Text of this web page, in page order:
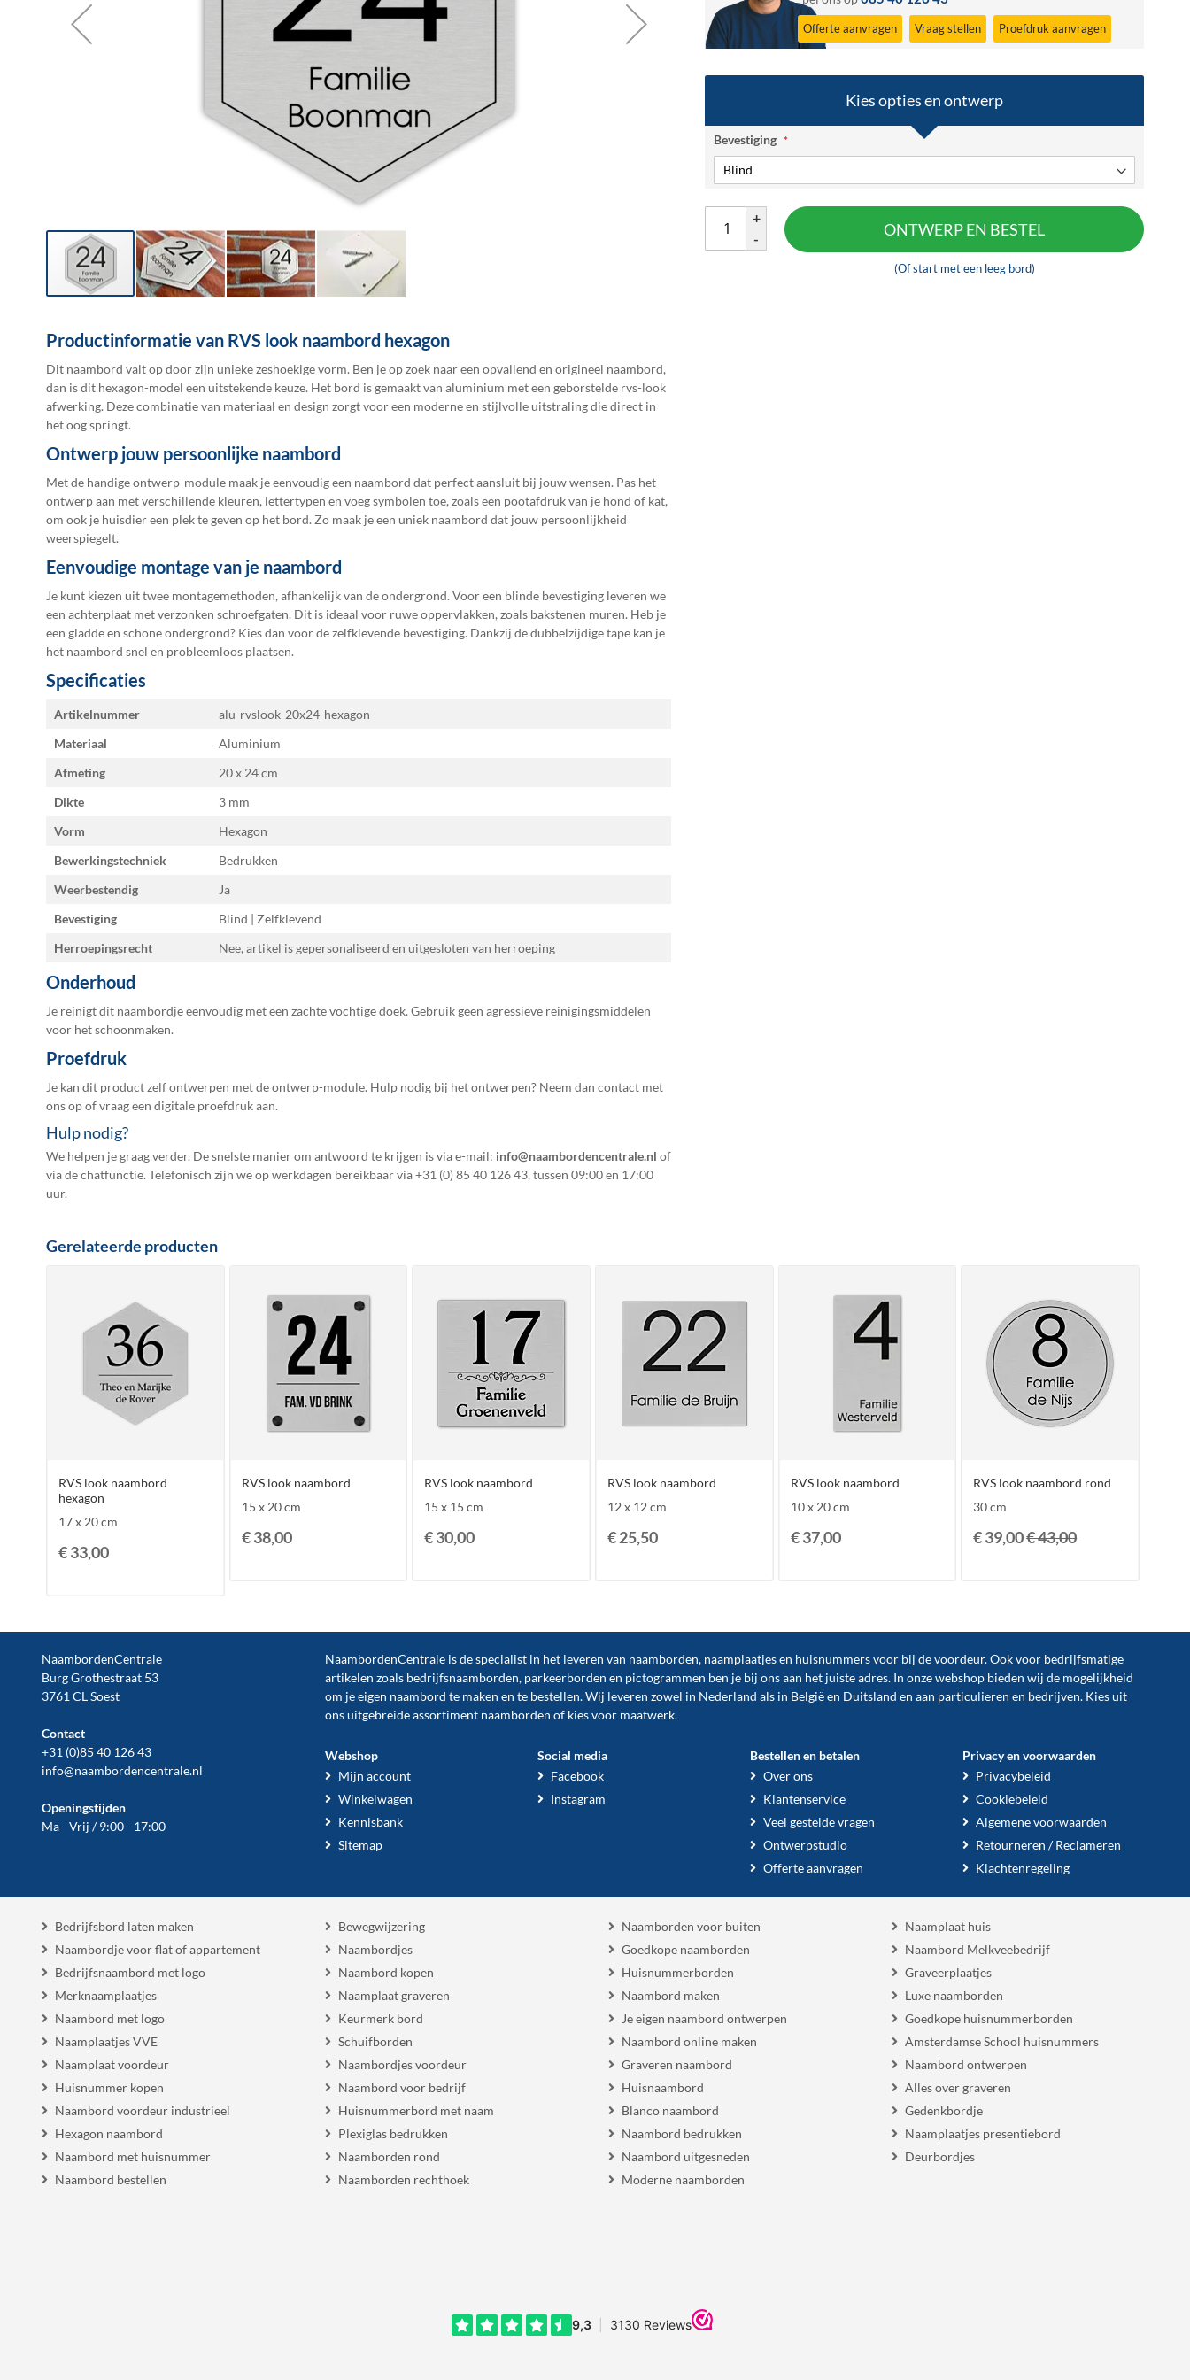
het
begin
van
de
afbeeldingen-
Offerte aanvragen Vraag stellen Proefdruk aanvragen
Kies opties en ontwerp
Bevestiging
+
-
ONTWERP EN BESTEL
(Of start met een leeg bord)
Productinformatie van RVS look naambord hexagon
Dit naambord valt op door zijn unieke zeshoekige vorm. Ben je op zoek naar een opvallend en origineel naambord,
dan is dit hexagon-model een uitstekende keuze. Het bord is gemaakt van aluminium met een geborstelde rvs-look
afwerking. Deze combinatie van materiaal en design zorgt voor een moderne en stijlvolle uitstraling die direct in
het oog springt.
Ontwerp jouw persoonlijke naambord
Met de handige ontwerp-module maak je eenvoudig een naambord dat perfect aansluit bij jouw wensen. Pas het
ontwerp aan met verschillende kleuren, lettertypen en voeg symbolen toe, zoals een pootafdruk van je hond of kat,
om ook je huisdier een plek te geven op het bord. Zo maak je een uniek naambord dat jouw persoonlijkheid
weerspiegelt.
Eenvoudige montage van je naambord
Je kunt kiezen uit twee montagemethoden, afhankelijk van de ondergrond. Voor een blinde bevestiging leveren we
een achterplaat met verzonken schroefgaten. Dit is ideaal voor ruwe oppervlakken, zoals bakstenen muren. Heb je
een gladde en schone ondergrond? Kies dan voor de zelfklevende bevestiging. Dankzij de dubbelzijdige tape kan je
het naambord snel en probleemloos plaatsen.
Specificaties
Specificaties
Artikelnummer
alu-rvslook-20x24-hexagon
Materiaal
Aluminium
Afmeting
20 x 24
Dikte
3 mm
Vorm
Hexagon
Bewerkingstechniek
Bedrukken
Weerbestendig
Ja
Bevestiging
Blind | Zelfklevend
Herroepingsrecht
Nee, artikel is gepersonaliseerd en uitgesloten van herroeping
Onderhoud
Je reinigt dit naambordje eenvoudig met een zachte vochtige doek. Gebruik geen agressieve reinigingsmiddelen
voor het schoonmaken.
Proefdruk
Je kan dit product zelf ontwerpen met de ontwerp-module. Hulp nodig bij het ontwerpen? Neem dan contact met
ons op of vraag een digitale proefdrukaan.
Hulp nodig?
We helpen je graag verder. De snelste manier om antwoord te krijgen is via e-mail: info@naambordencentrale.nl of
via de chatfunctie. Telefonisch zijn we op werkdagen bereikbaar via+31 (0) 85 40 126 43, tussen 09:00 en 17:00
uur.
Gerelateerde producten
RVS look naambord
hexagon
17 x 20 cm
€ 33,00
RVS look naambord
15 x 20 cm
€ 38,00
RVS look naambord
15 x 15 cm
€ 30,00
RVS look naambord
12 x 12 cm
€ 25,50
RVS look naambord
10 x 20 cm
€ 37,00
RVS look naambord rond
30 cm
€ 39,00€ 43,00
NaambordenCentrale
Burg Grothestraat 53
3761 CL Soest
Contact
+31 (0)85 40 126 43
info@naambordencentrale.nl
Openingstijden
Ma - Vrij / 9:00 - 17:00
NaambordenCentrale is de specialist in het leveren van naamborden, naamplaatjes en huisnummers voor bij devoordeur. Ook voor bedrijfsmatige
artikelen zoals bedrijfsnaamborden, parkeerborden en pictogrammen ben je bij ons aan het juiste adres. In onze webshop bieden wij de mogelijkheid
om je eigen naambord te maken en te bestellen. Wij leveren zowel in Nederland als in België en Duitsland en aan particulieren en bedrijven. Kies uit
ons uitgebreide assortiment naamborden of kies voor maatwerk.
Webshop
Mijn account
Winkelwagen
Kennisbank
Sitemap
Social media
Facebook
Instagram
Bestellen en betalen
Over ons
Klantenservice
Veel gestelde vragen
Ontwerpstudio
Offerte aanvragen
Privacy en voorwaarden
Privacybeleid
Cookiebeleid
Algemene voorwaarden
Retourneren / Reclameren
Klachtenregeling
Bedrijfsbord laten maken
Naambordje voor flat of appartement
Bedrijfsnaambord met logo
Merknaamplaatjes
Naambord met logo
Naamplaatjes VVE
Naamplaat voordeur
Huisnummer kopen
Naambord voordeur industrieel
Hexagon naambord
Naambord met huisnummer
Naambord bestellen
Bewegwijzering
Naambordjes
Naambord kopen
Naamplaat graveren
Keurmerk bord
Schuifborden
Naambordjes voordeur
Naambord voor bedrijf
Huisnummerbord met naam
Plexiglas bedrukken
Naamborden rond
Naamborden rechthoek
Naamborden voor buiten
Goedkope naamborden
Huisnummerborden
Naambord maken
Je eigen naambord ontwerpen
Naambord online maken
Graveren naambord
Huisnaambord
Blanco naambord
Naambord bedrukken
Naambord uitgesneden
Moderne naamborden
Naamplaat huis
Naambord Melkveebedrijf
Graveerplaatjes
Luxe naamborden
Goedkope huisnummerborden
Amsterdamse School huisnummers
Naambord ontwerpen
Alles over graveren
Gedenkbordje
Naamplaatjes presentiebord
Deurbordjes